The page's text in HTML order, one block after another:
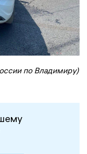
по Владимиру)